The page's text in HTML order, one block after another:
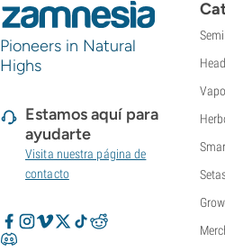
Pioneers in Natural
Highs
Estamos aquí para
ayudarte
Visita nuestra página de
contacto